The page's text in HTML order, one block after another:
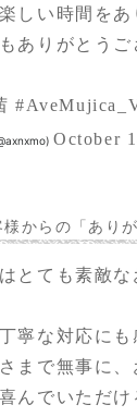
しい時間をあ
ありがとう
October
様からの「あり
とても素敵
寧な対応にも
まで無事に
んでいただ